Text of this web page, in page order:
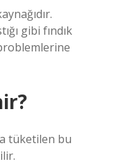
gibi fındık
tüketilen bu